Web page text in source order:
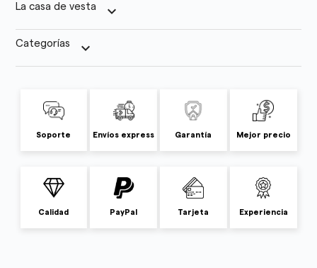
La casa de vesta keyboard_arrow_down
Categorías keyboard_arrow_down
Soporte Envíos express Garantía Mejor precio
Calidad PayPal Tarjeta Experiencia